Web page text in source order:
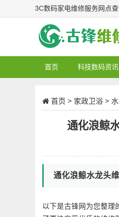
3C数码家电维修服务网点
首页 科技数码资讯
首页 > 家政卫浴 >
通化浪鲸
通化浪鲸水龙头
以下是古锋网为您整理